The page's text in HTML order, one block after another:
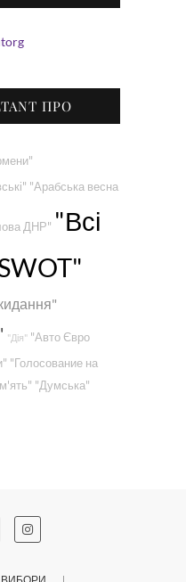
ПРО
"Арабська весна
ДНР" "Всі
"Дія" "Авто Євро
"Голосование на
"Думська"